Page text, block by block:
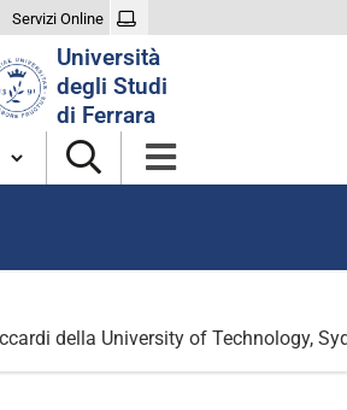
Servizi Online
Università
degli Studi
di Ferrara
lingua
della University of Technology,